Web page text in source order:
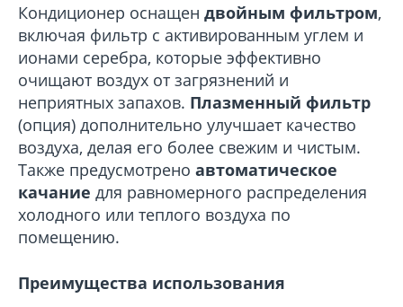
Кондиционер оснащен двойным фильтром,
включая фильтр с активированным углем и
ионами серебра, которые эффективно
очищают воздух от загрязнений и
неприятных запахов. Плазменный фильтр
(опция) дополнительно улучшает качество
воздуха, делая его более свежим и чистым.
Также предусмотрено автоматическое
качание для равномерного распределения
холодного или теплого воздуха по
помещению.
Преимущества использования